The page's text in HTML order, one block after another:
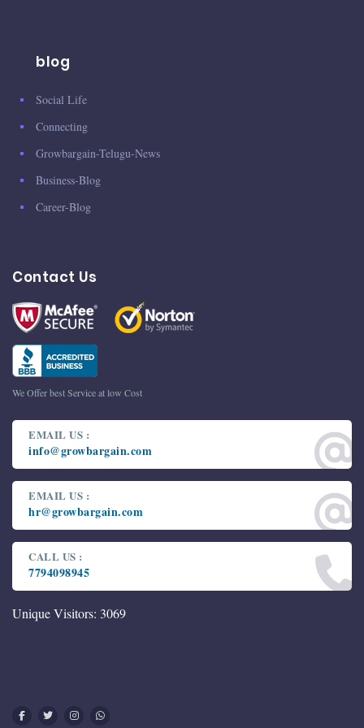
blog
Social Life
Connecting
Growbargain-Telugu-News
Business-Blog
Career-Blog
Contact Us
We Offer best Service at low Cost
EMAIL US :
info@growbargain.com
EMAIL US :
hr@growbargain.com
CALL US :
7794098945
Unique Visitors: 3069